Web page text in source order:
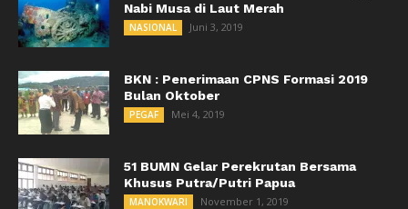
Nabi Musa di Laut Merah
NASIONAL Juni 3, 2019
BKN : Penerimaan CPNS Formasi 2019
Bulan Oktober
PEGAF Mei 4, 2019
51 BUMN Gelar Perekrutan Bersama
Khusus Putra/Putri Papua
MANOKWARI November 1, 2019